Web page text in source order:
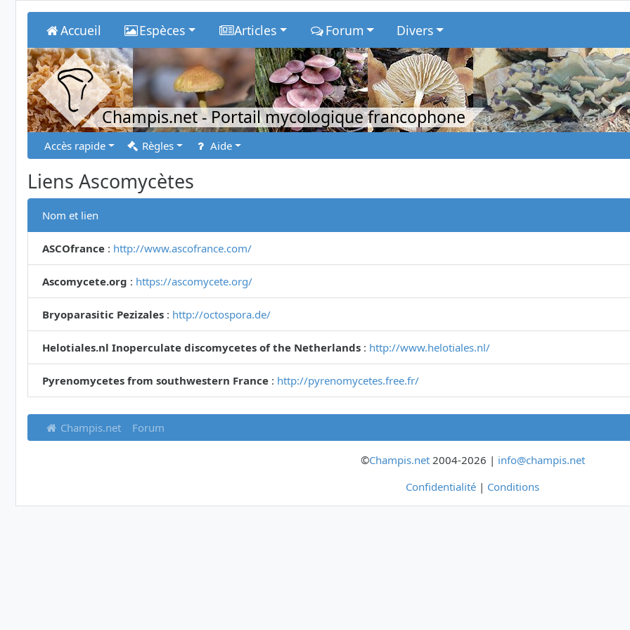
Accueil Espèces Articles Forum Divers
Champis.net- Portail mycologique francophone
Accès rapide Règles Aide
Liens Ascomycètes
Nom et lien
ASCOfrance : http://www.ascofrance.com/
Ascomycete.org : https://ascomycete.org/
Bryoparasitic Pezizales : http://octospora.de/
Helotiales.nl Inoperculate discomycetes of the Netherlands : http://www.helotiales.nl/
Pyrenomycetes from southwestern France : http://pyrenomycetes.free.fr/
Champis.net Forum
©Champis.net2004-2026 | info@champis.net
Confidentialité | Conditions